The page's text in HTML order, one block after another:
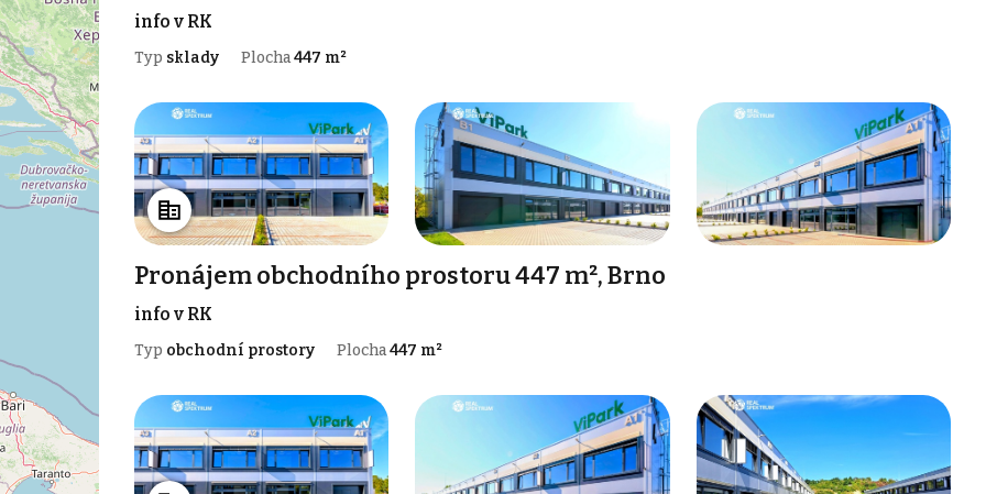
info v RK
Typ sklady Plocha447 m²
Pronájem obchodního prostoru 447 m², Brno
info v RK
Typ obchodní prostory Plocha447 m²